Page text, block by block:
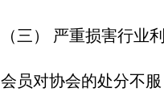
（三） 严重损害行业
会员对协会的处分不